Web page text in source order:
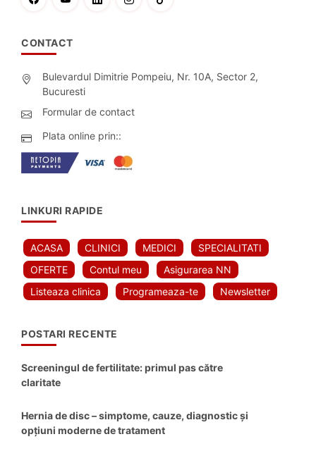
CONTACT
Bulevardul Dimitrie Pompeiu, Nr. 10A, Sector 2,
Bucuresti
Formular de contact
Plata online prin::
LINKURI RAPIDE
ACASA CLINICI MEDICI
SPECIALITATI
OFERTE
Contul meu
Asigurarea NN
Listeaza clinica
Programeaza-te Newsletter
POSTARI RECENTE
Screeningul de fertilitate: primul pas către
claritate
Hernia de disc – simptome, cauze, diagnostic și
opțiuni moderne de tratament